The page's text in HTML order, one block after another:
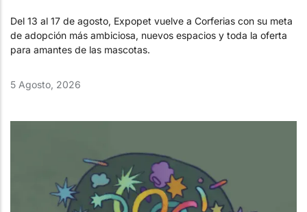
Del 13 al 17 de agosto, Expopet vuelve a Corferias con su meta
de adopción más ambiciosa, nuevos espacios y toda la oferta
para amantes de las mascotas.
5 Agosto, 2026